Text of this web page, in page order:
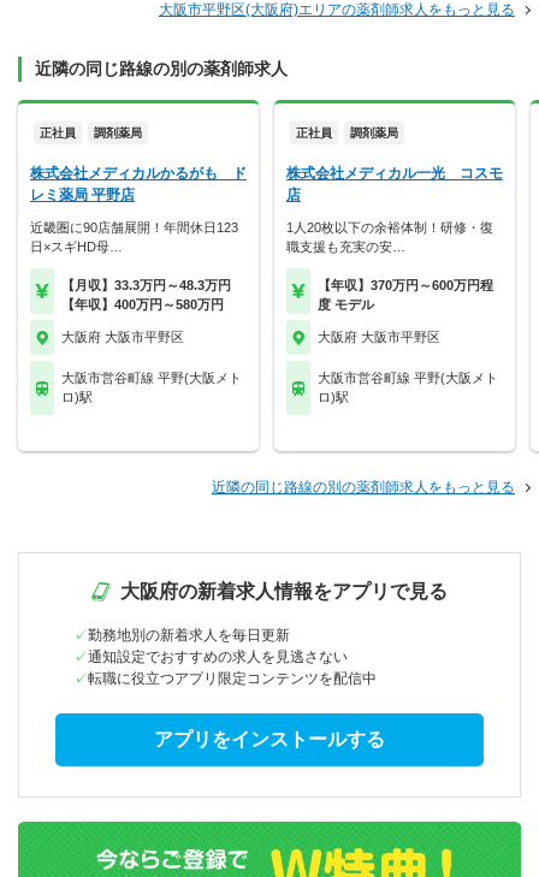
大阪市平野区(大阪府)エリアの薬剤師求人をもっと見る
近隣の同じ路線の別の薬剤師求人
正社員 調剤薬局
株式会社メディカルかるがも ド
レミ薬局 平野店
近畿圏に90店舗展開！年間休日123
日×スギHD母…
【月収】33.3万円～48.3万円
【年収】400万円～580万円
大阪府 大阪市平野区
大阪市営谷町線 平野(大阪メト
ロ)駅
正社員 調剤薬局
株式会社メディカル一光 コスモ
店
1人20枚以下の余裕体制！研修・復
職支援も充実の安…
【年収】370万円～600万円程
度 モデル
大阪府 大阪市平野区
大阪市営谷町線 平野(大阪メト
ロ)駅
近隣の同じ路線の別の薬剤師求人をもっと見る
大阪府の新着求人情報をアプリで見る
勤務地別の新着求人を毎日更新
通知設定でおすすめの求人を見逃さない
転職に役立つアプリ限定コンテンツを配信中
アプリをインストールする